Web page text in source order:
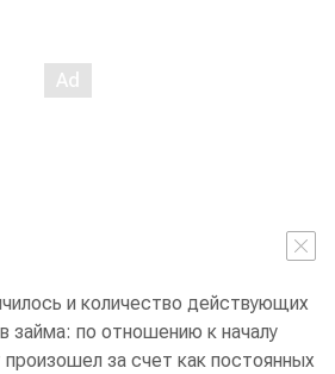
и количество действующих
займа: по отношению к началу
за счет как постоянных